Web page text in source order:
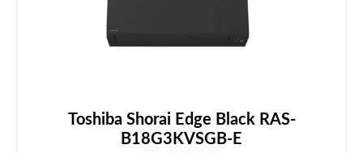
Toshiba Shorai Edge Black RAS-
B18G3KVSGB-E